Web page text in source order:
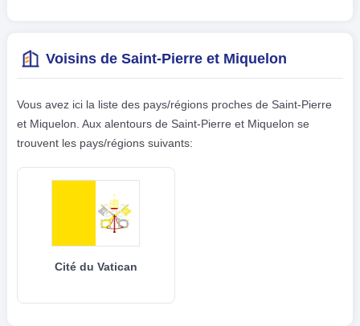
Voisins de Saint-Pierre et Miquelon
Vous avez ici la liste des pays/régions proches de Saint-Pierre
et Miquelon. Aux alentours de Saint-Pierre et Miquelon se
trouvent les pays/régions suivants:
Cité du Vatican